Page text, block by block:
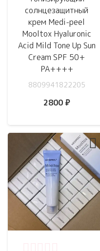
солнцезащитный
крем Medi-peel
Mooltox Hyaluronic
Acid Mild Tone Up Sun
Cream SPF 50+
PA++++
8809941822205
2800 ₽